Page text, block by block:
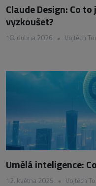
Claude Design: Co
vyzkoušet?
18. dubna 2026 • Vojtěch
Umělá inteligence:
12. května 2025 • Vojtěch